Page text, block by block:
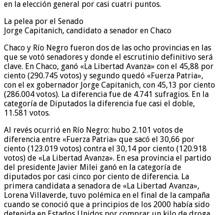
en la elección general por casi cuatri puntos.
La pelea por el Senado
Jorge Capitanich, candidato a senador en Chaco
Chaco y Río Negro fueron dos de las ocho provincias en las
que se votó senadores y donde el escrutinio definitivo será
clave. En Chaco, ganó «La Libertad Avanza» con el 45,88 por
ciento (290.745 votos) y segundo quedó «Fuerza Patria»,
con el ex gobernador Jorge Capitanich, con 45,13 por ciento
(286.004 votos). La diferencia fue de 4.741 sufragios. En la
categoría de Diputados la diferencia fue casi el doble,
11.581 votos.
Al revés ocurrió en Río Negro: hubo 2.101 votos de
diferencia entre «Fuerza Patria» que sacó el 30,66 por
ciento (123.019 votos) contra el 30,14 por ciento (120.918
votos) de «La Libertad Avanza». En esa provincia el partido
del presidente Javier Milei ganó en la categoría de
diputados por casi cinco por ciento de diferencia. La
primera candidata a senadora de «La Libertad Avanza»,
Lorena Villaverde, tuvo polémica en el final de la campaña
cuando se conoció que a principios de los 2000 había sido